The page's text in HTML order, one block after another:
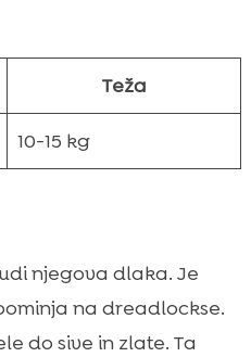
Teža
10-15 kg
njegova dlaka. Je
na dreadlockse.
do sive in zlate. Ta